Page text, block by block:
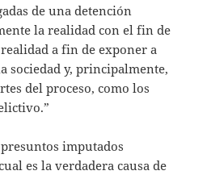
de una detención
la realidad con el fin de
a fin de exponer a
sociedad y, principalmente,
del proceso, como los
imputados
es la verdadera causa de